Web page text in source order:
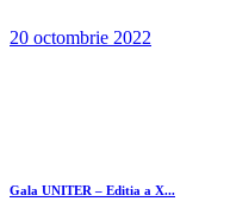
20 octombrie 2022
Gala UNITER – Editia a X...